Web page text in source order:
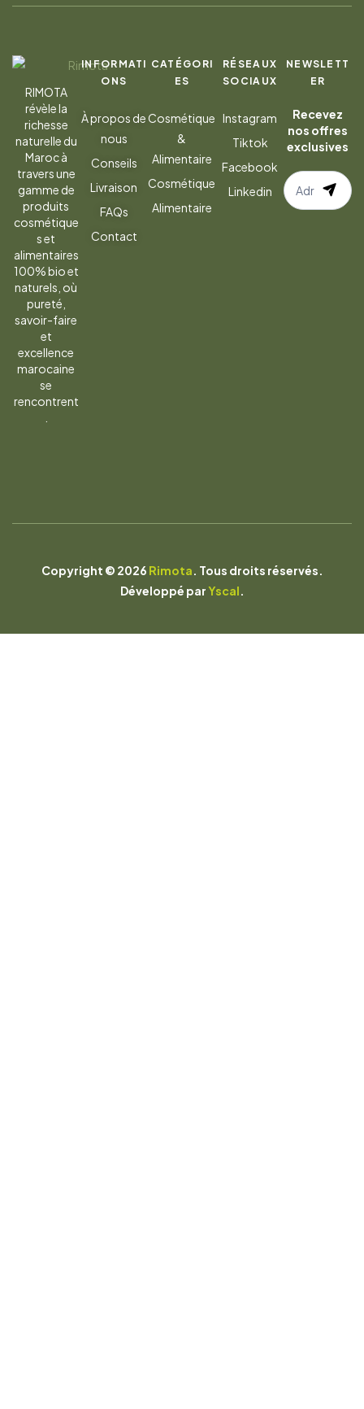
RIMOTA
révèle la
richesse
naturelle du
Maroc à
travers une
gamme de
produits
cosmétique
s et
alimentaires
100% bio et
naturels, où
pureté,
savoir-faire
et
excellence
marocaine
se
rencontrent
INFORMATI
ONS
À propos de
nous
Conseils
Livraison
FAQs
Contact
CATÉGORI
ES
Cosmétique
&
Alimentaire
Cosmétique
Alimentaire
RÉSEAUX
SOCIAUX
Instagram
Tiktok
Facebook
Linkedin
NEWSLETT
ER
Recevez
nos offres
exclusives
S’abonner
à
Copyright © 2026 Rimota. Tous droits réservés.
Développé parYscal.